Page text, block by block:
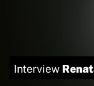
Interview